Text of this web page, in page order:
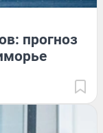
прогноз